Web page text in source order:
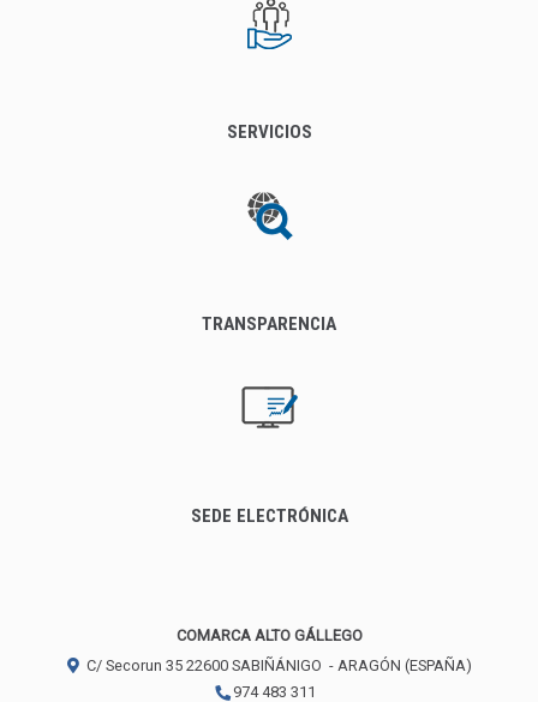
SERVICIOS
TRANSPARENCIA
SEDE ELECTRÓNICA
COMARCA ALTO GÁLLEGO
C/ Secorun 35 22600 SABIÑÁNIGO - ARAGÓN (ESPAÑA)
974 483 311